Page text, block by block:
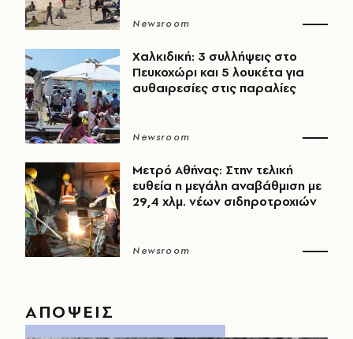
Newsroom
Χαλκιδική: 3 συλλήψεις στο
Πευκοχώρι και 5 λουκέτα για
αυθαιρεσίες στις παραλίες
Newsroom
Μετρό Αθήνας: Στην τελική
ευθεία η μεγάλη αναβάθμιση με
29,4 χλμ. νέων σιδηροτροχιών
Newsroom
ΑΠΟΨΕΙΣ